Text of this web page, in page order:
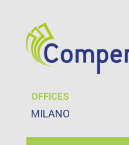
OFFICES
MILANO